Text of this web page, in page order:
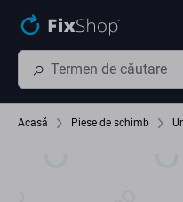
Acasă Piese de schimb